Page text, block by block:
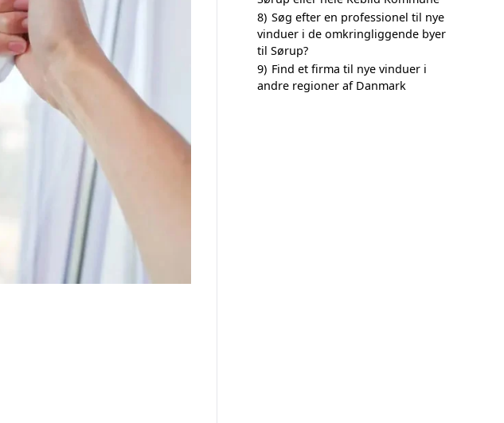
8) Søg efter en professionel til nye
vinduer i de omkringliggende byer
til Sørup?
9) Find et firma til nye vinduer i
andre regioner af Danmark